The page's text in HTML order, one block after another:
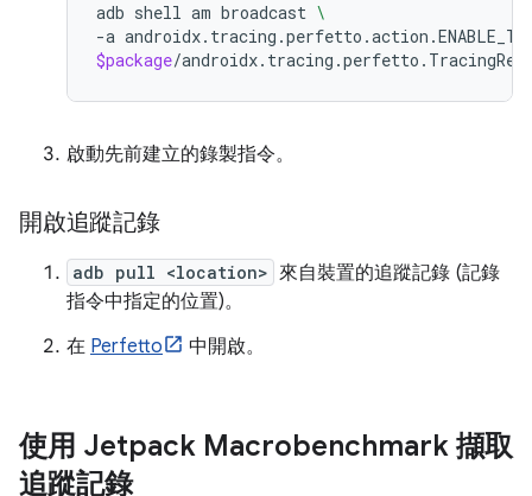
adb shell am broadcast \
-a
$package
啟動先前建立的錄製指令。
開啟追蹤記錄
adb pull <location> 來自裝置的追蹤記錄 (記錄
指令中指定的位置)。
在 Perfetto 中開啟。
使用 Jetpack Macrobenchmark 擷取
追蹤記錄